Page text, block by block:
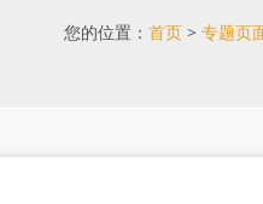
您的位置： 首页 > 专题页